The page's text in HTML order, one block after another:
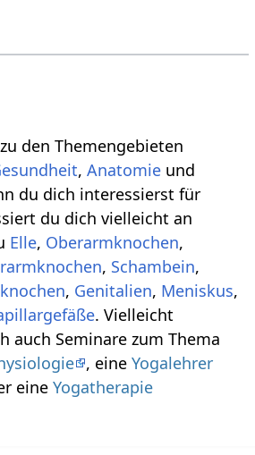
den Themengebieten
,Anatomie und
du dich interessierst für
du dich vielleicht an
Elle, Oberarmknochen,
, Schambein,
, Genitalien, Meniskus,
. Vielleicht
auch Seminare zum Thema
, eineYogalehrer
eineYogatherapie